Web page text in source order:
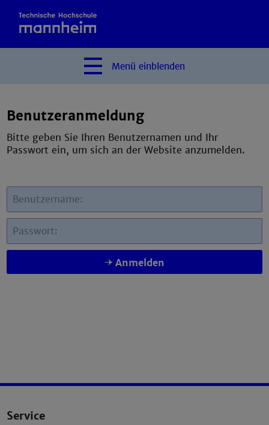
Menü einblenden
Benutzeranmeldung
Bitte geben Sie Ihren Benutzernamen und Ihr
Passwort ein, um sich an der Website anzumelden.
Benutzername:
Passwort:
Anmelden
Service